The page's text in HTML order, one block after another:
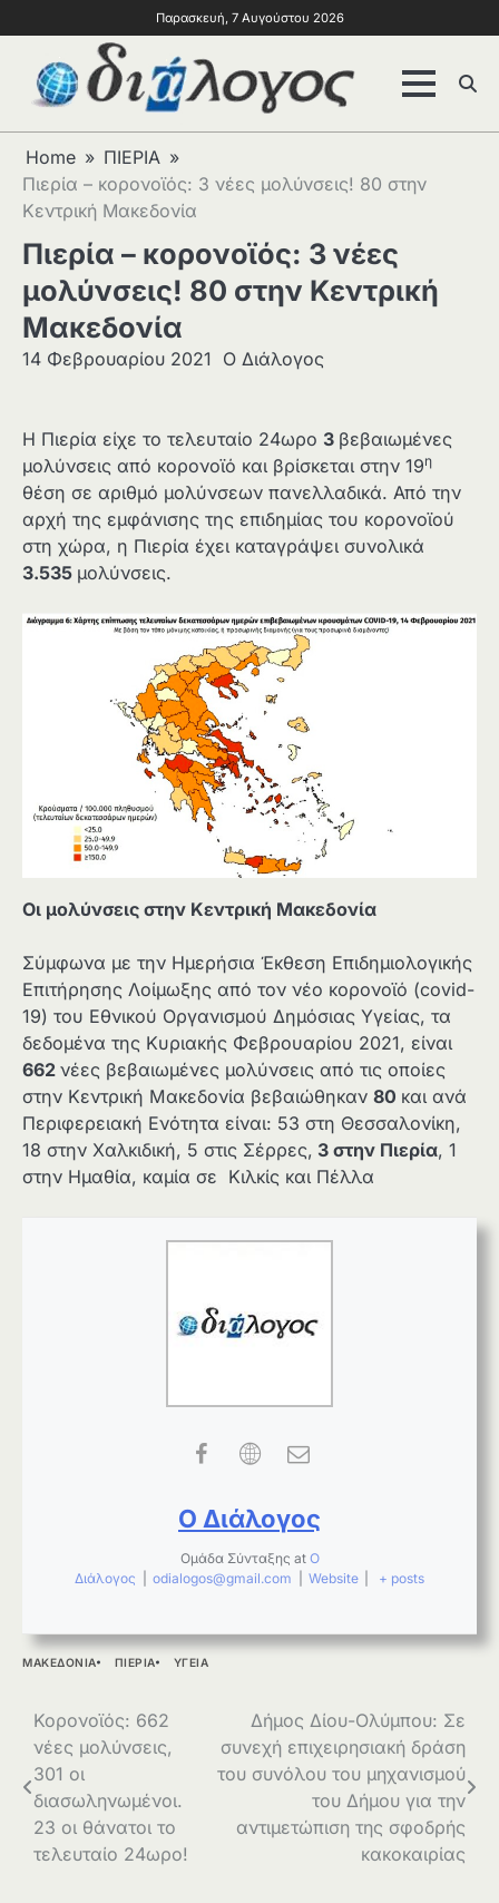
Παρασκευή, 7 Αυγούστου 2026
Home
ΠΙΕΡΙΑ
Πιερία – κορονοϊός: 3 νέες μολύνσεις! 80 στην
Κεντρική Μακεδονία
Πιερία – κορονοϊός: 3 νέες
μολύνσεις! 80 στην Κεντρική
Μακεδονία
14 Φεβρουαρίου 2021 Ο Διάλογος
Η Πιερία είχε το τελευταίο 24ωρο 3 βεβαιωμένες
μολύνσεις από κορονοϊό και βρίσκεται στην 19η
θέση σε αριθμό μολύνσεων πανελλαδικά. Από την
αρχή της εμφάνισης της επιδημίας του κορονοϊού
στη χώρα, η Πιερία έχει καταγράψει συνολικά
3.535 μολύνσεις.
Οι μολύνσεις στην Κεντρική Μακεδονία
Σύμφωνα με την Ημερήσια Έκθεση Επιδημιολογικής
Επιτήρησης Λοίμωξης από τον νέο κορονοϊό (covid-
19) του Εθνικού Οργανισμού Δημόσιας Υγείας, τα
δεδομένα της Κυριακής Φεβρουαρίου 2021, είναι
662 νέες βεβαιωμένες μολύνσεις από τις οποίες
στην Κεντρική Μακεδονία βεβαιώθηκαν 80 και ανά
Περιφερειακή Ενότητα είναι: 53 στη Θεσσαλονίκη,
18 στην Χαλκιδική, 5 στις Σέρρες, 3 στην Πιερία, 1
στην Ημαθία, καμία σε Κιλκίς και Πέλλα
Ο Διάλογος
Ομάδα Σύνταξης at Ο
Διάλογος
odialogos@gmail.com Website + posts
ΜΑΚΕΔΟΝΙΑ ΠΙΕΡΙΑ ΥΓΕΙΑ
Πλοήγηση
άρθρων
Κορονοϊός: 662
νέες μολύνσεις,
301 οι
διασωληνωμένοι.
23 οι θάνατοι το
τελευταίο 24ωρο!
Δήμος Δίου-Ολύμπου: Σε
συνεχή επιχειρησιακή δράση
του συνόλου του μηχανισμού
του Δήμου για την
αντιμετώπιση της σφοδρής
κακοκαιρίας